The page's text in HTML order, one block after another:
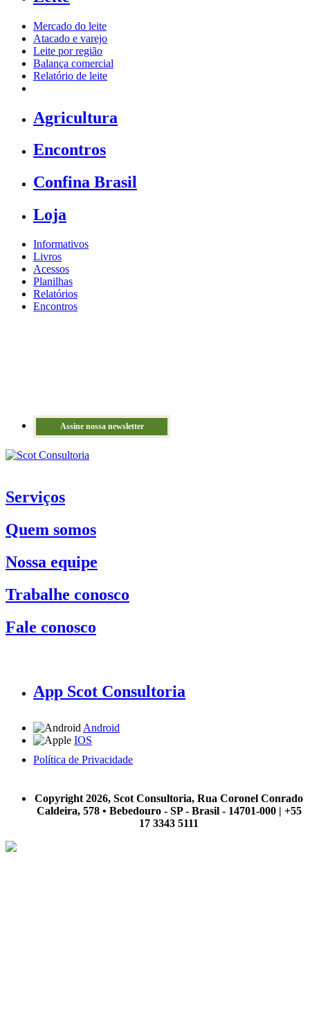
Mercado do leite
Atacado e varejo
Leite por região
Balança comercial
Relatório de leite
Agricultura
Encontros
Confina Brasil
Loja
Informativos
Livros
Acessos
Planilhas
Relatórios
Encontros
Assine nossa newsletter
Serviços
Quem somos
Nossa equipe
Trabalhe conosco
Fale conosco
App Scot Consultoria
Android
IOS
Política de Privacidade
Copyright 2026, Scot Consultoria, Rua Coronel Conrado
Caldeira, 578 • Bebedouro - SP - Brasil - 14701-000 | +55
17 3343 5111